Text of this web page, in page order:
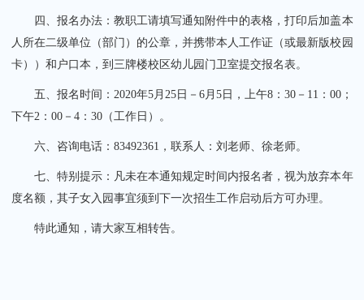
四、报名办法：教职工请填写通知附件中的表格，打印后加盖本
人所在二级单位（部门）的公章，并携带本人工作证（或最新版校园
卡））和户口本，到三牌楼校区幼儿园门卫室提交报名表。
五、报名时间：2020年5月25日－6月5日，上午8：30－11：00；
下午2：00－4：30（工作日）。
六、咨询电话：83492361，联系人：刘老师、徐老师。
七、特别提示：凡未在本通知规定时间内报名者，视为放弃本年
度名额，其子女入园事宜须到下一次招生工作启动后方可办理。
特此通知，请大家互相转告。